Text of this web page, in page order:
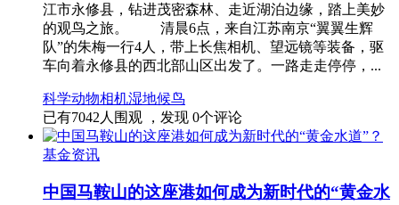
江市永修县，钻进茂密森林、走近湖泊边缘，踏上美妙
的观鸟之旅。 清晨6点，来自江苏南京“翼翼生辉
队”的朱梅一行4人，带上长焦相机、望远镜等装备，驱
车向着永修县的西北部山区出发了。一路走走停停，...
科学动物相机湿地候鸟
已有7042 人围观 ，发现 0个评论
基金资讯
中国马鞍山的这座港如何成为新时代的“黄金水